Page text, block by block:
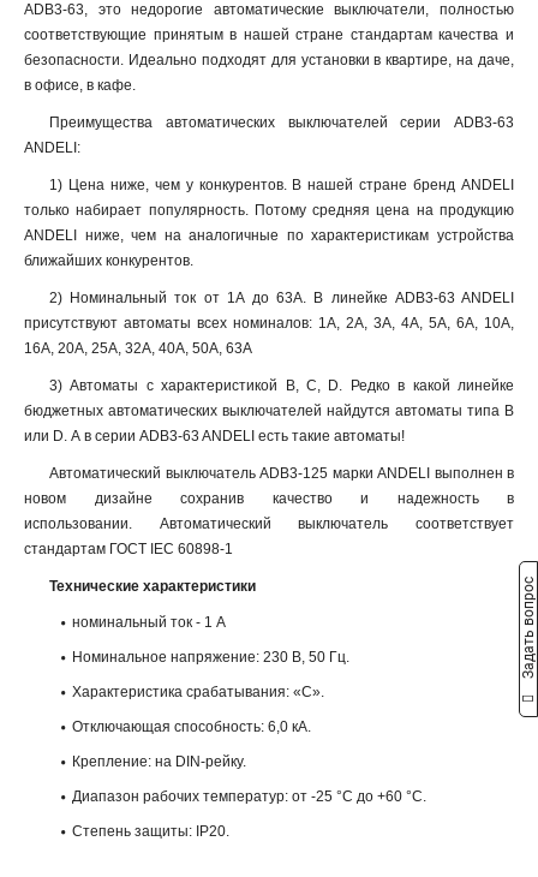
ADB3-63, это недорогие автоматические выключатели, полностью
соответствующие принятым в нашей стране стандартам качества и
безопасности. Идеально подходят для установки в квартире, на даче,
в офисе, в кафе.
Преимущества автоматических выключателей серии ADB3-63
ANDELI:
1) Цена ниже, чем у конкурентов. В нашей стране бренд ANDELI
только набирает популярность. Потому средняя цена на продукцию
ANDELI ниже, чем на аналогичные по характеристикам устройства
ближайших конкурентов.
2) Номинальный ток от 1А до 63А. В линейке ADB3-63 ANDELI
присутствуют автоматы всех номиналов: 1А, 2А, 3А, 4А, 5А, 6А, 10А,
16А, 20А, 25А, 32А, 40А, 50А, 63А
3) Автоматы с характеристикой B, С, D. Редко в какой линейке
бюджетных автоматических выключателей найдутся автоматы типа B
или D. А в серии ADB3-63 ANDELI есть такие автоматы!
Автоматический выключатель ADB3-125 марки ANDELI выполнен в
новом дизайне сохранив качество и надежность в
использовании. Автоматический выключатель соответствует
стандартам ГОСТ IEC 60898-1
Технические характеристики
номинальный ток - 1 А
Номинальное напряжение: 230 В, 50 Гц.
Характеристика срабатывания: «С».
Отключающая способность: 6,0 кА.
Крепление: на DIN-рейку.
Диапазон рабочих температур: от -25 °С до +60 °С.
Степень защиты: IP20.
Задать вопрос